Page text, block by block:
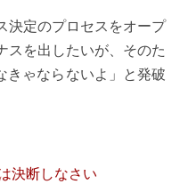
決定のプロセスをオープ
スを出したいが、そのた
ゃならないよ」と発破
決断しなさい